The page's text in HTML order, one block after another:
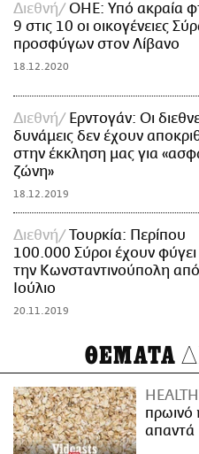
Διεθνή
ΟΗΕ: Υπό ακραία
9 στις 10 οι οικογένειες
προσφύγων στον Λίβανο
18.12.2020
Διεθνή
Ερντογάν: Οι
δυνάμεις δεν έχουν
στην έκκληση μας για
ζώνη»
18.12.2019
Διεθνή
Τουρκία: Περίπου
100.000 Σύροι έχουν
την Κωνσταντινούπολη
Ιούλιο
20.11.2019
ΘΕΜΑΤΑ
πρωινό
απαντά